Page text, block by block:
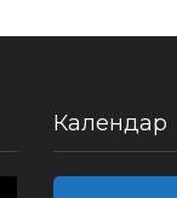
Календар